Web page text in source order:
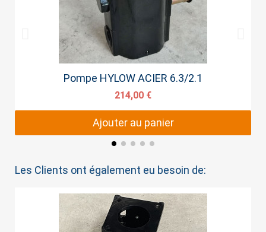
Aperçu rapide
Pompe HYLOW ACIER 6.3/2.1
214,00 €
Ajouter au panier
Les Clients ont également eu besoin de: